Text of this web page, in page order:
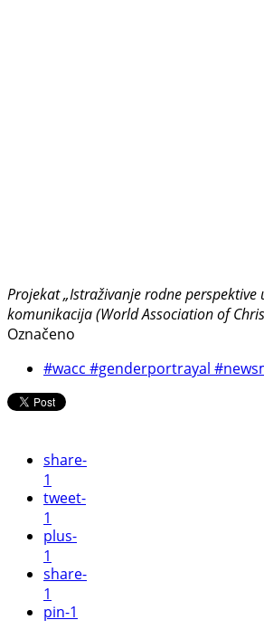
Projekat „Istraživanje rodne
komunikacija (World Association of
Označeno
#wacc #genderportrayal
share-
1
tweet-
1
plus-
1
share-
1
pin-1